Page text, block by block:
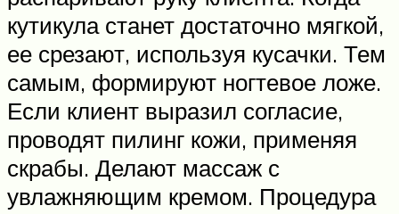
кутикула станет достаточно мягкой,
ее срезают, используя кусачки. Тем
самым, формируют ногтевое ложе.
Если клиент выразил согласие,
проводят пилинг кожи, применяя
скрабы. Делают массаж с
увлажняющим кремом. Процедура